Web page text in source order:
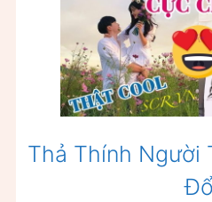
Thả Thính Người
Đổ